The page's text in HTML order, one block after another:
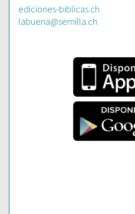
ediciones-biblicas.ch
labuena@semilla.ch